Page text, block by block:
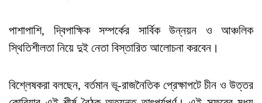
পাশাপাশি, দ্বিপাক্ষিক সম্পর্কের সার্বিক উন্নয়ন ও আঞ্চলিক
স্থিতিশীলতা নিয়ে দুই নেতা বিস্তারিত আলোচনা করবেন।
বিশ্লেষকরা বলছেন, বর্তমান ভূ-রাজনৈতিক প্রেক্ষাপটে চীন ও উত্তর